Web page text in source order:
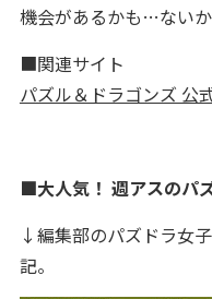
機会があるかも…ない
■関連サイト
パズル＆ドラゴンズ 公
■大人気！ 週アスのパ
↓編集部のパズドラ女
記。